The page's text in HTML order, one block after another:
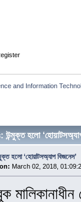
and Information
হলো
হলো ‘হোয়াটসঅ্যাপ বিজনেস’
on: March 02, 2018,